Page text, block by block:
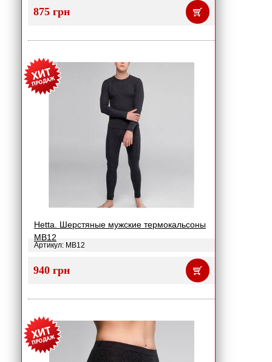
875 грн
Hetta. Шерстяные мужские термокальсоны
MB12
Артикул: MB12
940 грн